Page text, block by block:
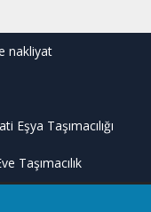
nakliyat
Eşya Taşımacılığı
Taşımacılık